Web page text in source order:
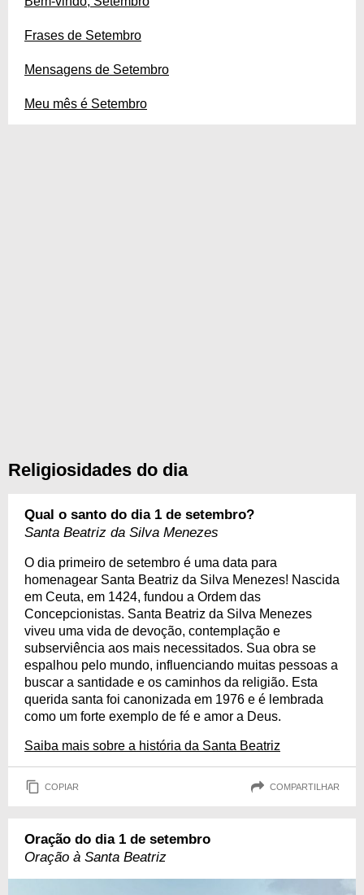
Frases de Setembro
Mensagens de Setembro
Meu mês é Setembro
Religiosidades do dia
Qual o santo do dia 1 de setembro?
Santa Beatriz da Silva Menezes
O dia primeiro de setembro é uma data para
homenagear Santa Beatriz da Silva Menezes! Nascida
em Ceuta, em 1424, fundou a Ordem das
Concepcionistas. Santa Beatriz da Silva Menezes
viveu uma vida de devoção, contemplação e
subserviência aos mais necessitados. Sua obra se
espalhou pelo mundo, influenciando muitas pessoas a
buscar a santidade e os caminhos da religião. Esta
querida santa foi canonizada em 1976 e é lembrada
como um forte exemplo de fé e amor a Deus.
Saiba mais sobre a história da Santa Beatriz
COPIAR COMPARTILHAR
Oração do dia 1 de setembro
Oração à Santa Beatriz